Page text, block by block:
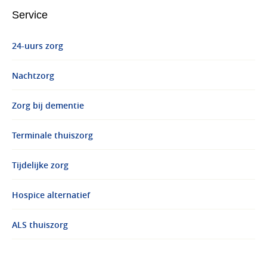
Service
24-uurs zorg
Nachtzorg
Zorg bij dementie
Terminale thuiszorg
Tijdelijke zorg
Hospice alternatief
ALS thuiszorg